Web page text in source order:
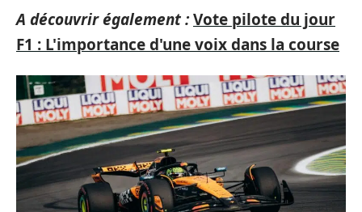
A découvrir également :Vote pilote du jour
F1 : L'importance d'une voix dans la course